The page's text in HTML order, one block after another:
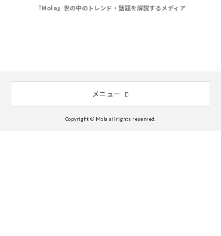
『Mola』世の中のトレンド・話題を解説するメディア
メニュー
Copyright © Mola all rights reserved.